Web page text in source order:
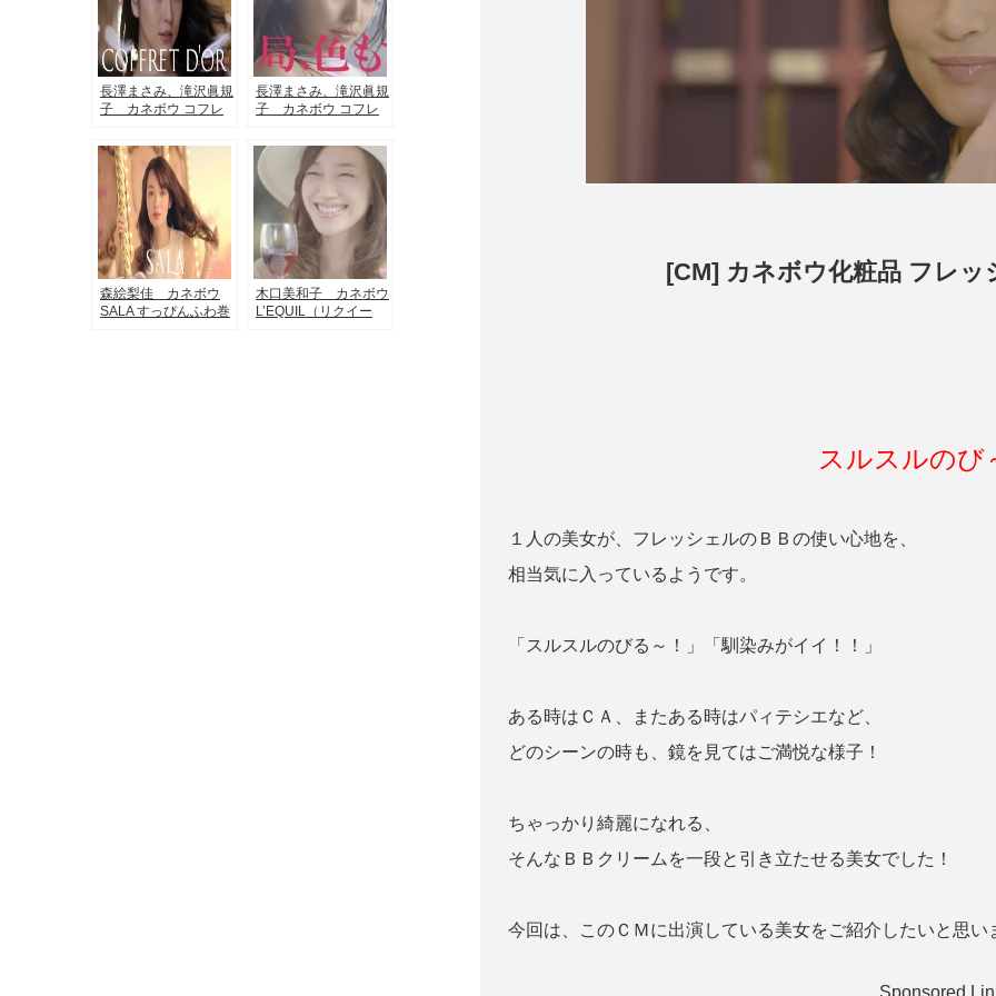
[CM] カネボウ化粧品 フレッ
スルスルのび
１人の美女が、フレッシェルのＢＢの使い心地を、
相当気に入っているようです。
「スルスルのびる～！」「馴染みがイイ！！」
ある時はＣＡ、またある時はパィテシエなど、
どのシーンの時も、鏡を見てはご満悦な様子！
ちゃっかり綺麗になれる、
そんなＢＢクリームを一段と引き立たせる美女でした！
今回は、このＣＭに出演している美女をご紹介したいと思い
長澤まさみ、滝沢眞規
子 カネボウ コフレ
ている美女
長澤まさみ、滝沢眞規
子 カネボウ コフレ
る美女
森絵梨佳 カネボウ
SALA すっぴんふわ巻
木口美和子 カネボウ
L’EQUIL（リクイー